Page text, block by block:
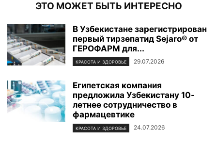
ЭТО МОЖЕТ БЫТЬ ИНТЕРЕСНО
В Узбекистане зарегистрирован
первый тирзепатид Sejaro® от
ГЕРОФАРМ для...
КРАСОТА И ЗДОРОВЬЕ 29.07.2026
Египетская компания
предложила Узбекистану 10-
летнее сотрудничество в
фармацевтике
КРАСОТА И ЗДОРОВЬЕ 24.07.2026